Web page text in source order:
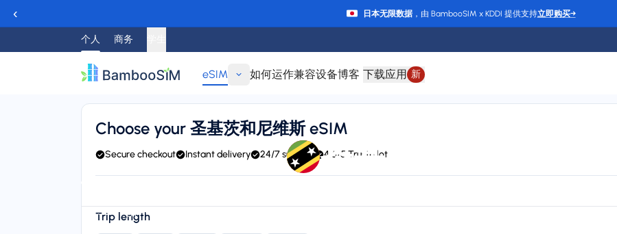
‹ 日本无限数据，由 BambooSIM x KDDI 提供支持立即购买→
个人 商务
eSIM 如何运作兼容设备博客 下载应用 新
圣基茨和尼维斯 eSIM
Starting price
$8.95
Choose your 圣基茨和尼维斯 eSIM
Secure checkout Instant delivery 24/7 support 4.6/5 Trustpilot
Trip length